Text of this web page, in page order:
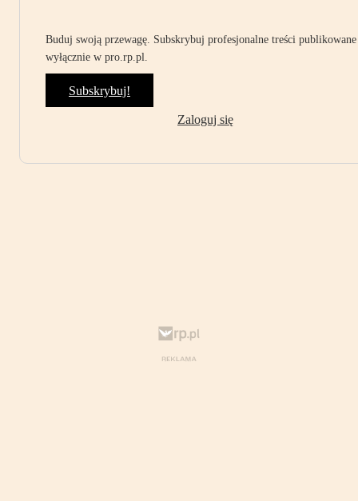
Buduj swoją przewagę. Subskrybuj profesjonalne treści publikowane
wyłącznie w pro.rp.pl.
Subskrybuj!
Zaloguj się